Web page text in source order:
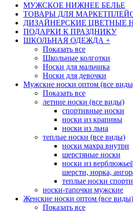
МУЖСКОЕ НИЖНЕЕ БЕЛЬЕ
ТОВАРЫ ДЛЯ
ДИЗАЙНЕРСКИЕ ЦВЕТНЫЕ
ПОДАРКИ К ПРАЗДНИКУ
ШКОЛЬНАЯ ОДЕЖДА +
Показать все
Школьные колготки
Носки для мальчика
Носки для девочки
Мужские носки оптом (все
Показать все
летние носки (все виды)
спортивные носки
носки из крапивы
носки из льна
теплые носки (все виды)
носки махра внутри
шерстяные носки
носки из
шерсти, норка,
теплые носки
носки-тапочки мужские
Женские носки оптом (все виды)
Показать все